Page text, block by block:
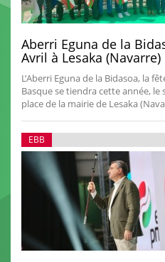
Aberri Eguna de la
Avril à Lesaka (Navarre)
L’Aberri Eguna de la Bidasoa, la
Basque se tiendra cette année, le
place de la mairie de Lesaka
EBB